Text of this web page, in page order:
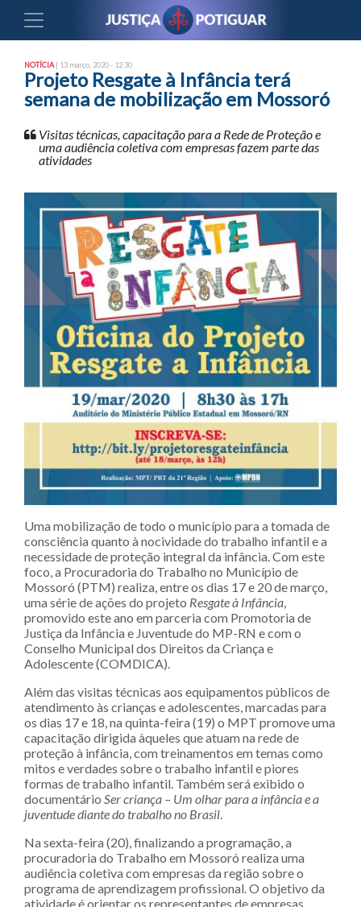
NOTÍCIA | 13 março, 2020 - 12:30
Projeto Resgate à Infância terá
semana de mobilização em Mossoró
Visitas técnicas, capacitação para a Rede de Proteção e
uma audiência coletiva com empresas fazem parte das
atividades
Uma mobilização de todo o município para a tomada de
consciência quanto à nocividade do trabalho infantil e a
necessidade de proteção integral da infância. Com este
foco, a Procuradoria do Trabalho no Município de
Mossoró (PTM) realiza, entre os dias 17 e 20 de março,
uma série de ações do projeto Resgate à Infância,
promovido este ano em parceria com Promotoria de
Justiça da Infância e Juventude do MP-RN e com o
Conselho Municipal dos Direitos da Criança e
Adolescente (COMDICA).
Além das visitas técnicas aos equipamentos públicos de
atendimento às crianças e adolescentes, marcadas para
os dias 17 e 18, na quinta-feira (19) o MPT promove uma
capacitação dirigida àqueles que atuam na rede de
proteção à infância, com treinamentos em temas como
mitos e verdades sobre o trabalho infantil e piores
formas de trabalho infantil. Também será exibido o
documentário Ser criança – Um olhar para a infância e a
juventude diante do trabalho no Brasil.
Na sexta-feira (20), finalizando a programação, a
procuradoria do Trabalho em Mossoró realiza uma
audiência coletiva com empresas da região sobre o
programa de aprendizagem profissional. O objetivo da
atividade é orientar os representantes de empresas